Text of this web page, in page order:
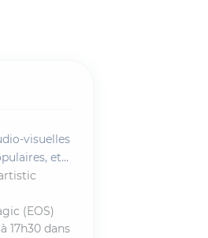
visuelles
et
(EOS)
17h30 dans